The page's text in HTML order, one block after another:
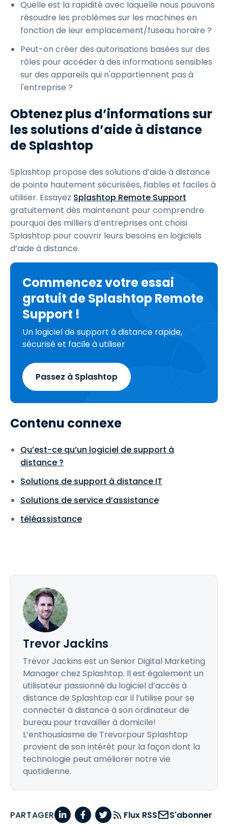
Quelle est la rapidité avec laquelle nous pouvons
résoudre les problèmes sur les machines en
fonction de leur emplacement/fuseau horaire ?
Peut-on créer des autorisations basées sur des
rôles pour accéder à des informations sensibles
sur des appareils qui n'appartiennent pas à
l'entreprise ?
Obtenez plus d’informations sur
les solutions d’aide à distance
de Splashtop
Splashtop propose des solutions d’aide à distance
de pointe hautement sécurisées, fiables et faciles à
utiliser. Essayez Splashtop Remote Support
gratuitement dès maintenant pour comprendre
pourquoi des milliers d’entreprises ont choisi
Splashtop pour couvrir leurs besoins en logiciels
d’aide à distance.
Commencez votre essai
gratuit de Splashtop Remote
Support !
Un logiciel de support à distance rapide,
sécurisé et facile à utiliser
Passez à Splashtop
Contenu connexe
Qu’est-ce qu’un logiciel de support à
distance ?
Solutions de support à distance IT
Solutions de service d’assistance
téléassistance
Trevor Jackins
Trevor Jackins est un Senior Digital Marketing
Manager chez Splashtop. Il est également un
utilisateur passionné du logiciel d’accès à
distance de Splashtop car il l’utilise pour se
connecter à distance à son ordinateur de
bureau pour travailler à domicile!
L’enthousiasme de Trevorpour Splashtop
provient de son intérêt pour la façon dont la
technologie peut améliorer notre vie
quotidienne.
PARTAGER Flux RSS S'abonner